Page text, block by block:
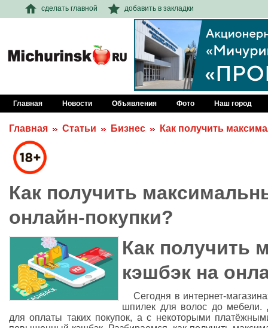
сделать главной добавить в закладки
Главная Новости Объявления Фото Наш город
Главная Статьи Бизнес Как получить
Как получить
онлайн-покупки?
Как получить
кэшбэк на
Сегодня в интернет-
шпилек для волос до мебели.
для оплаты таких покупок, а с некоторыми